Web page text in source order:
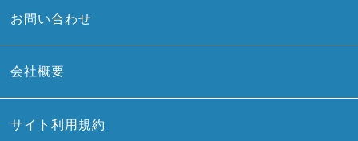
お問い合わせ
会社概要
サイト利用規約